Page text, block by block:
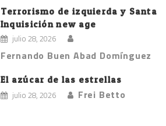
Terrorismo de izquierda y Santa
Inquisición new age
julio 28, 2026
Fernando Buen Abad Domínguez
El azúcar de las estrellas
julio 28, 2026 Frei Betto